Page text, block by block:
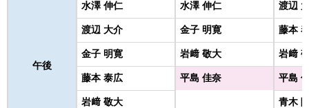
午後
水澤 伸仁
渡辺 大介
金子 明寛
藤本 泰広
岩﨑 敬大
水澤 伸仁
金子 明寛
岩﨑 敬大
平島 佳奈
渡辺
藤本
岩﨑
平島
青木